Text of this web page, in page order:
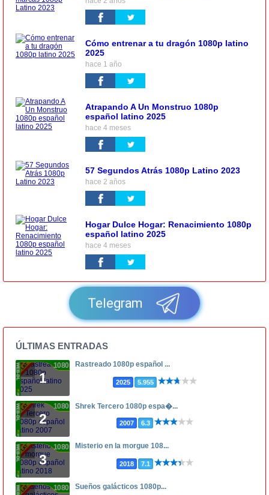
Cómo entrenar a tu dragón 1080p latino
2025
hace 1 año
Atrapando A Un Monstruo 1080p
español latino 2025
hace 4 meses
57 Segundos Atrás 1080p Latino 2023
hace 2 años
Hogar Dulce Hogar: Renacimiento 1080p
español latino 2025
hace 4 meses
Telegram
ÚLTIMAS ENTRADAS
1
1080p Rastreado 1080p español ...
2025 5.955
2
1080p Shrek Tercero 1080p espa�...
2007 6.3
3
1080p Misterio en la morgue 108...
2018 7.1
1080p Sueños galácticos 1080p...